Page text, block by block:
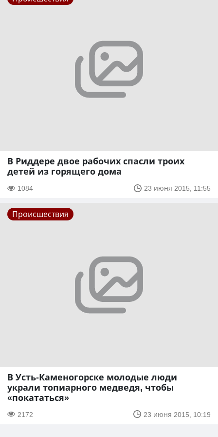
В Риддере двое рабочих спасли троих
детей из горящего дома
1084 23 июня 2015, 11:55
Происшествия
В Усть-Каменогорске молодые люди
украли топиарного медведя, чтобы
«покататься»
2172 23 июня 2015, 10:19